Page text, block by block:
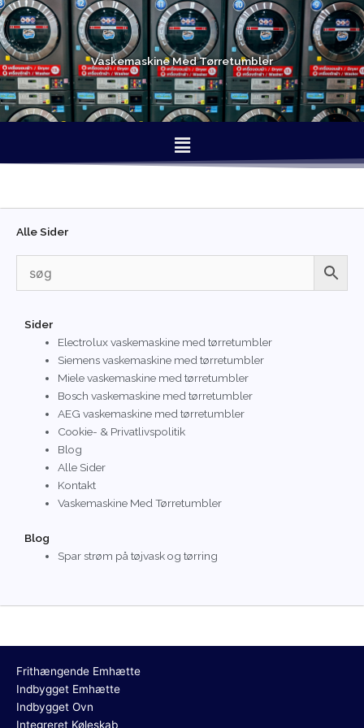
Gå
til
indholdet
Vaskemaskine Med Tørretumbler
Menu
Alle Sider
Sider
Electrolux vaskemaskine med tørretumbler
Siemens vaskemaskine med tørretumbler
Miele vaskemaskine med tørretumbler
Bosch vaskemaskine med tørretumbler
AEG vaskemaskine med tørretumbler
Cookie- & Privatlivspolitik
Blog
Alle Sider
Kontakt
Vaskemaskine Med Tørretumbler
Blog
Spar strøm på tøjvask og tørring
Frithængende Emhætte
Indbygget Emhætte
Indbygget Ovn
Integreret Køleskab